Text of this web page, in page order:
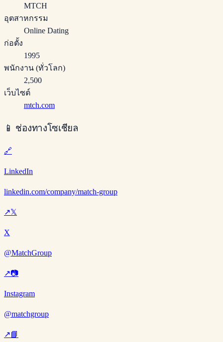
MTCH
อุตสาหกรรม
Online Dating
ก่อตั้ง
1995
พนักงาน (ทั่วโลก)
2,500
เว็บไซต์
mtch.com
📱 ช่องทางโซเชียล
🔗
LinkedIn
linkedin.com/company/match-group
↗𝕏
X
@MatchGroup
↗📷
Instagram
@matchgroup
↗📘